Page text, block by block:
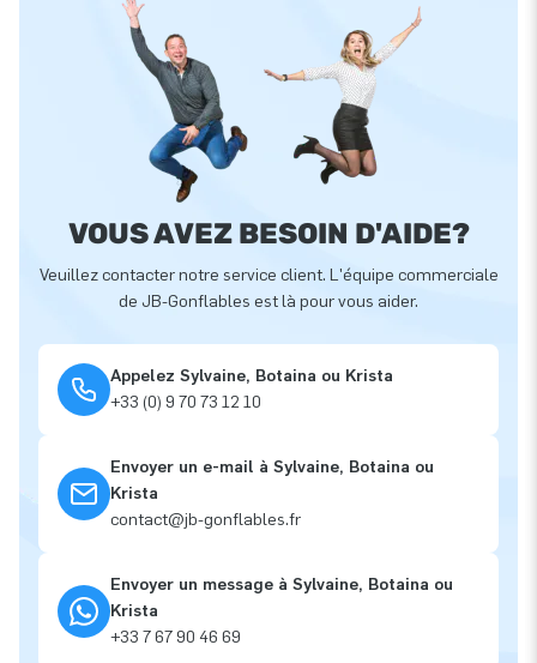
VOUS AVEZ BESOIN D'AIDE?
Veuillez contacter notre service client. L'équipe commerciale
de JB-Gonflables est là pour vous aider.
Appelez Sylvaine, Botaina ou Krista
+33 (0) 9 70 73 12 10
Envoyer un e-mail à Sylvaine, Botaina ou
Krista
contact@jb-gonflables.fr
Envoyer un message à Sylvaine, Botaina ou
Krista
+33 7 67 90 46 69